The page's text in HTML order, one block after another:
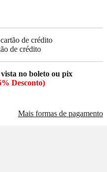
de crédito
de crédito
no boleto ou pix
Desconto)
Mais formas de pagamento